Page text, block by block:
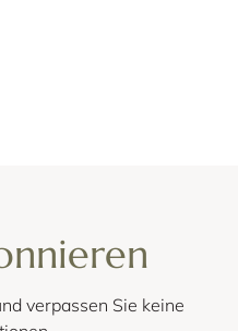
verpassen Sie keine